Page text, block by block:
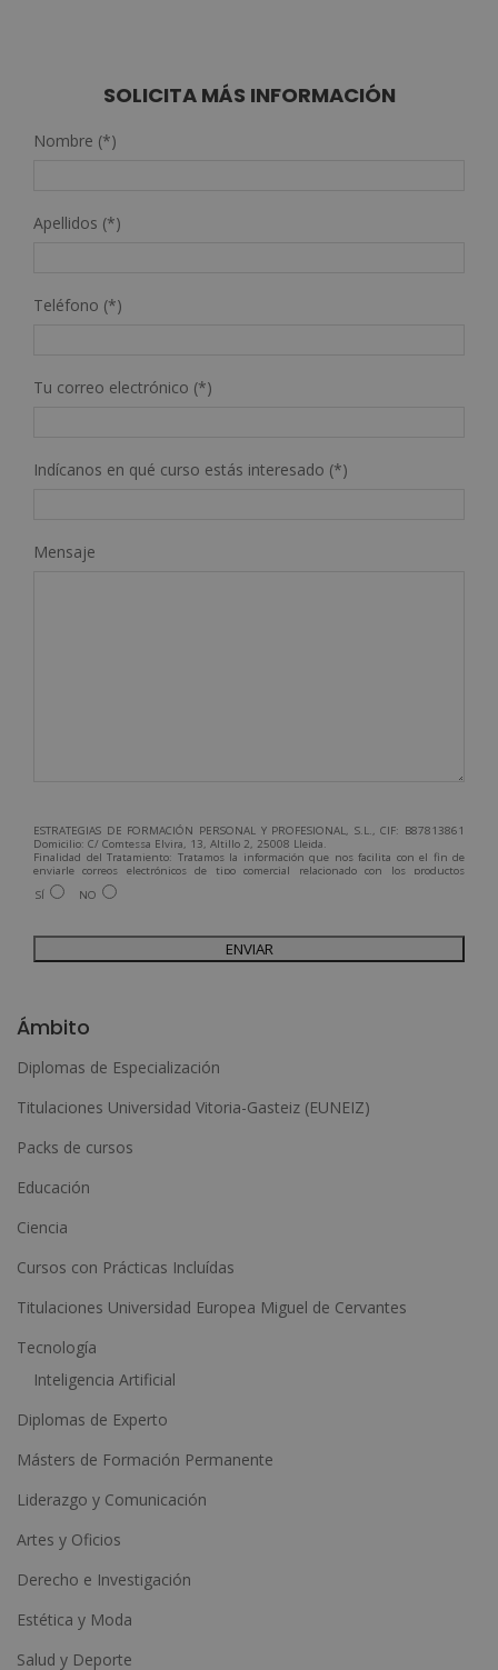
SOLICITA MÁS INFORMACIÓN
Nombre (*)
Apellidos (*)
Teléfono (*)
Tu correo electrónico (*)
Indícanos en qué curso estás interesado (*)
Mensaje
ESTRATEGIAS DE FORMACIÓN PERSONAL Y PROFESIONAL, S.L., CIF: B87813861
Domicilio: C/ Comtessa Elvira, 13, Altillo 2, 25008 Lleida.
Finalidad del Tratamiento: Tratamos la información que nos facilita con el fin de
enviarle correos electrónicos de tipo comercial relacionado con los productos
ofrecidos y otros tipo de productos que fueran de su interés.
Legitimación del tratamiento: Consentimiento del interesado.
Para más información consulte nuestra Política de Privacidad.
Desea recibir información comercial (vía telefónica y/o email):
SÍ NO
e
r
n
i
v
e
Ámbito
Diplomas de Especialización
Titulaciones Universidad Vitoria-Gasteiz (EUNEIZ)
Packs de cursos
Educación
Ciencia
Cursos con Prácticas Incluídas
Titulaciones Universidad Europea Miguel de Cervantes
Tecnología
Inteligencia Artificial
Diplomas de Experto
Másters de Formación Permanente
Liderazgo y Comunicación
Artes y Oficios
Derecho e Investigación
Estética y Moda
Salud y Deporte